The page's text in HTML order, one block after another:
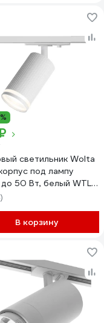
светильник Wolta
под лампу
до 50 Вт, белый WTL-
В корзину